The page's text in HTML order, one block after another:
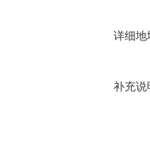
详细地
补充说